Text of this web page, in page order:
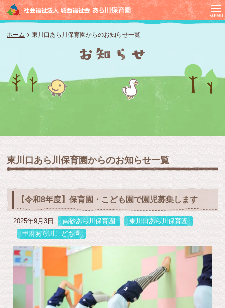
ホーム 東川口あら川保育園からのお知らせ一覧
東川口あら川保育園からのお知らせ一覧
【令和8年度】保育園・こども園で園児募集します
2025年9月3日 南砂あら川保育園
東川口あら川保育園
甲府あら川こども園